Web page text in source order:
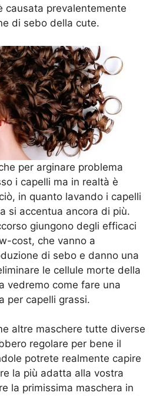
causata prevalentemente
di sebo della cute.
per arginare problema
i capelli ma in realtà è
in quanto lavando i capelli
si accentua ancora di più.
giungono degli efficaci
cost, che vanno a
di sebo e danno una
le cellule morte della
vedremo come fare una
per capelli grassi.
altre maschere tutte diverse
regolare per bene il
potrete realmente capire
la più adatta alla vostra
la primissima maschera in